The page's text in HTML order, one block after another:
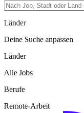
Länder
Deine Suche anpassen
Länder
Alle Jobs
Berufe
Remote-Arbeit